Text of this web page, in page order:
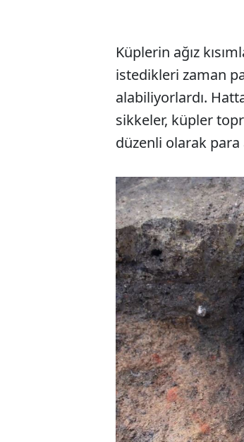
Küplerin ağız
istedikleri zaman
alabiliyorlardı.
sikkeler, küpler
düzenli olarak para